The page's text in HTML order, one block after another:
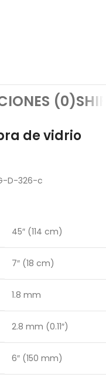
(0)
de vidrio
D-326-c
45″ (114 cm)
7″ (18 cm)
1.8 mm
2.8 mm (0.11″)
6″ (150 mm)